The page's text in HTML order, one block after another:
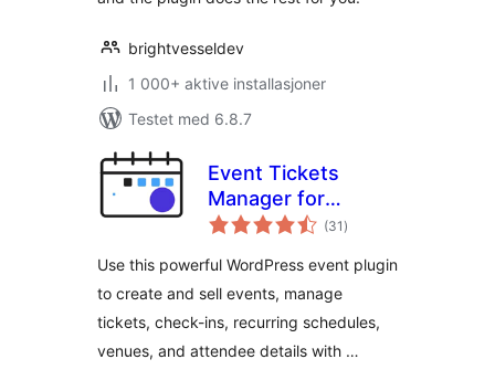
brightvesseldev
1 000+ aktive installasjoner
Testet med 6.8.7
Event Tickets
Manager for
WooCommerce
(31 totale
vurderinger
)
Use this powerful WordPress event plugin
to create and sell events, manage
tickets, check-ins, recurring schedules,
venues, and attendee details with …